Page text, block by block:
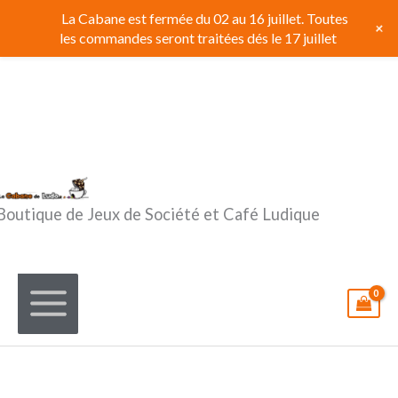
contenu
de Jeux de Société et Café Ludique
La Cabane est fermée du 02 au 16 juillet. Toutes
les commandes seront traitées dés le 17 juillet
+